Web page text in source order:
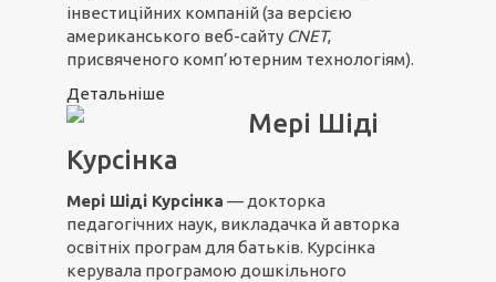
інвестиційних компаній (за версією
американського веб-сайту CNET,
присвяченого комп’ютерним технологіям).
Детальніше
Мері Шіді
Курсінка
Мері Шіді Курсінка — докторка
педагогічних наук, викладачка й авторка
освітніх програм для батьків. Курсінка
керувала програмою дошкільного